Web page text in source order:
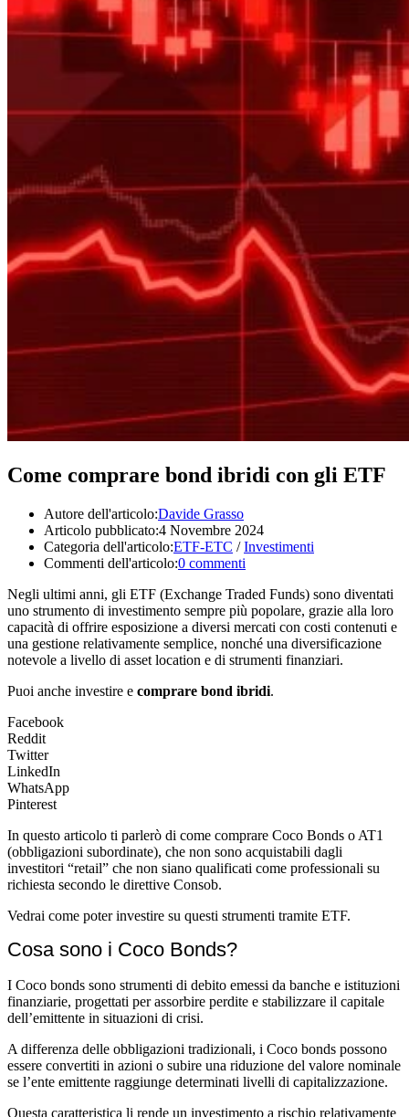
Come comprare bond ibridi con gli ETF
Autore dell'articolo:Davide Grasso
Articolo pubblicato:4 Novembre 2024
Categoria dell'articolo:ETF-ETC / Investimenti
Commenti dell'articolo:0 commenti
Negli ultimi anni, gli ETF (Exchange Traded Funds) sono diventati
uno strumento di investimento sempre più popolare, grazie alla loro
capacità di offrire esposizione a diversi mercati con costi contenuti e
una gestione relativamente semplice, nonché una diversificazione
notevole a livello di asset location e di strumenti finanziari.
Puoi anche investire e comprare bond ibridi.
Facebook
Reddit
Twitter
LinkedIn
WhatsApp
Pinterest
In questo articolo ti parlerò di come comprare Coco Bonds o AT1
(obbligazioni subordinate), che non sono acquistabili dagli
investitori “retail” che non siano qualificati come professionali su
richiesta secondo le direttive Consob.
Vedrai come poter investire su questi strumenti tramite ETF.
Cosa sono i Coco Bonds?
I Coco bonds sono strumenti di debito emessi da banche e istituzioni
finanziarie, progettati per assorbire perdite e stabilizzare il capitale
dell’emittente in situazioni di crisi.
A differenza delle obbligazioni tradizionali, i Coco bonds possono
essere convertiti in azioni o subire una riduzione del valore nominale
se l’ente emittente raggiunge determinati livelli di capitalizzazione.
Questa caratteristica li rende un investimento a rischio relativamente